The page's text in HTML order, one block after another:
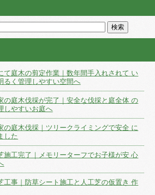
て庭木の剪定作業｜数年間手入れされて い
るく管理しやすい空間へ
の庭木伐採が完了｜安全な伐採と庭全体 の
しやすいお庭へ
の庭木伐採｜ツリークライミングで安全 に
した
施工完了｜メモリーターフでお子様が安 心
工事｜防草シート施工と人工芝の仮置き 作